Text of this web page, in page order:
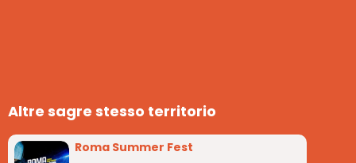
Altre sagre stesso territorio
Roma Summer Fest